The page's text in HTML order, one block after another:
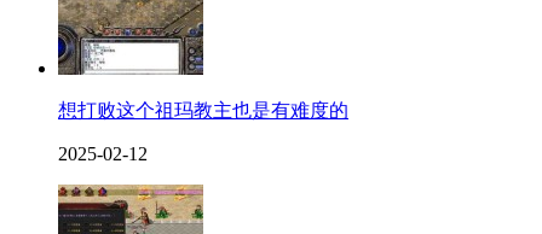
想打败这个祖玛教主也是有难度的
2025-02-12